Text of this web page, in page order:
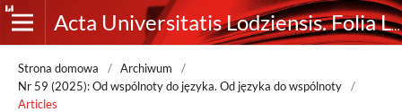
Acta Universitatis Lodziensis. Folia Linguistica
Strona domowa / Archiwum
/
Nr 59 (2025): Od wspólnoty do języka. Od języka do wspólnoty
/
Articles